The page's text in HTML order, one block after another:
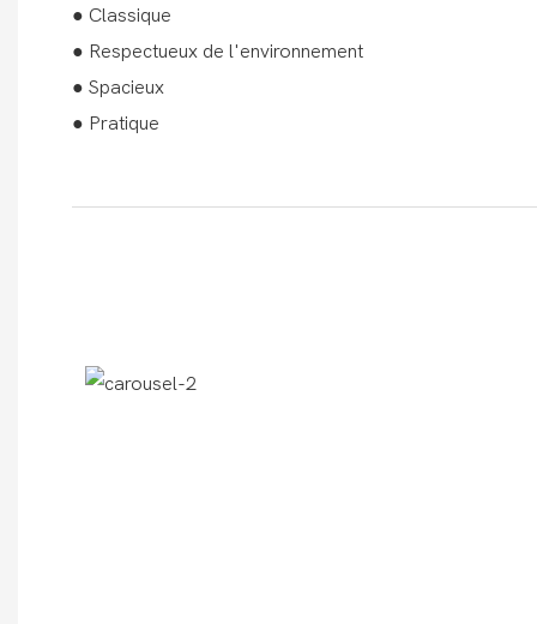
● Classique
● Respectueux de l'environnement
● Spacieux
● Pratique